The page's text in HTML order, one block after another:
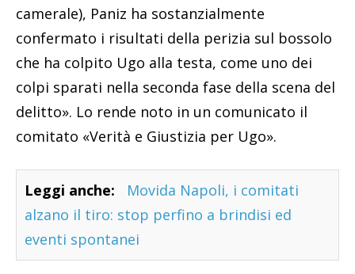
camerale), Paniz ha sostanzialmente
confermato i risultati della perizia sul bossolo
che ha colpito Ugo alla testa, come uno dei
colpi sparati nella seconda fase della scena del
delitto». Lo rende noto in un comunicato il
comitato «Verità e Giustizia per Ugo».
Leggi anche:
Movida Napoli, i comitati
alzano il tiro: stop perfino a brindisi ed
eventi spontanei